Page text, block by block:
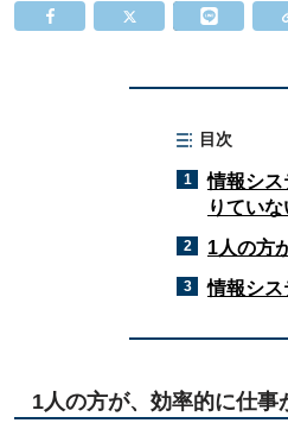
目次
1
情報シス
りていな
2 1人の方
3 情報シ
1人の方が、効率的に仕事